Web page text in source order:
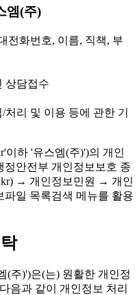
엠(주)
전화번호, 이름, 직책, 부
상담접수
리 및 이용 등에 관한 기
이하 '유스엠(주)')의 개인
정안전부 개인정보보호 종
→ 개인정보민원 → 개인
일 목록검색 메뉴를 활용
주)')은(는) 원활한 개인정
음과 같이 개인정보 처리